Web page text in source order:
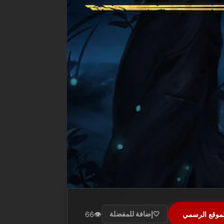
الرسمي 🤍 إضافة للمفضلة 👁️
66